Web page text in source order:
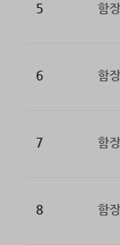
5 함
6 함
7 함
8 함